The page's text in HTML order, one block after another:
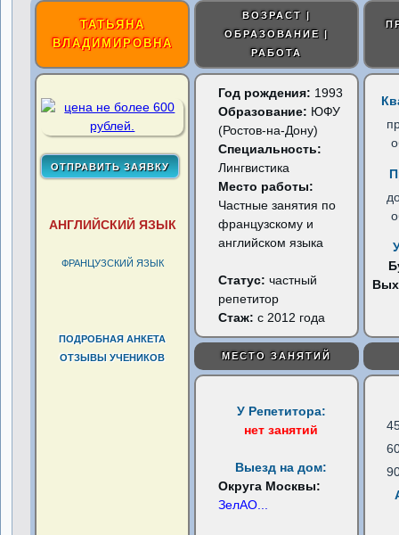
ТАТЬЯНА
ВЛАДИМИРОВНА
ВОЗРАСТ |
ОБРАЗОВАНИЕ |
РАБОТА
АНГЛИЙСКИЙ ЯЗЫК
ФРАНЦУЗСКИЙ ЯЗЫК
ПОДРОБНАЯ АНКЕТА
ОТЗЫВЫ УЧЕНИКОВ
Год рождения: 1993
Образование: ЮФУ
(Ростов-на-Дону)
Специальность:
Лингвистика
Место работы:
Частные занятия по
французскому и
английском языка
Статус:частный
репетитор
Стаж: с 2012 года
МЕСТО ЗАНЯТИЙ
У Репетитора:
нет занятий
Выезд на дом:
Округа Москвы:
ЗелАО